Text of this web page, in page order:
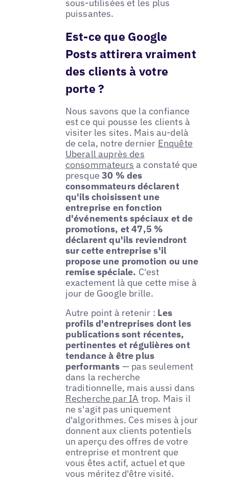
sous-utilisées et les plus
puissantes.
Est-ce que Google
Posts attirera vraiment
des clients à votre
porte ?
Nous savons que la confiance
est ce qui pousse les clients à
visiter les sites. Mais au-delà
de cela, notre dernier Enquête
Uberall auprès des
consommateurs a constaté que
presque30 % des
consommateurs déclarent
qu'ils choisissent une
entreprise en fonction
d'événements spéciaux et de
promotions, et 47,5 %
déclarent qu'ils reviendront
sur cette entreprise s'il
propose une promotion ou une
remise spéciale. C'est
exactement là que cette mise à
jour de Google brille.
Autre point à retenir : Les
profils d'entreprises dont les
publications sont récentes,
pertinentes et régulières ont
tendance à être plus
performants — pas seulement
dans la recherche
traditionnelle, mais aussi dans
Recherche par IA trop. Mais il
ne s'agit pas uniquement
d'algorithmes. Ces mises à jour
donnent aux clients potentiels
un aperçu des offres de votre
entreprise et montrent que
vous êtes actif, actuel et que
vous méritez d'être visité.